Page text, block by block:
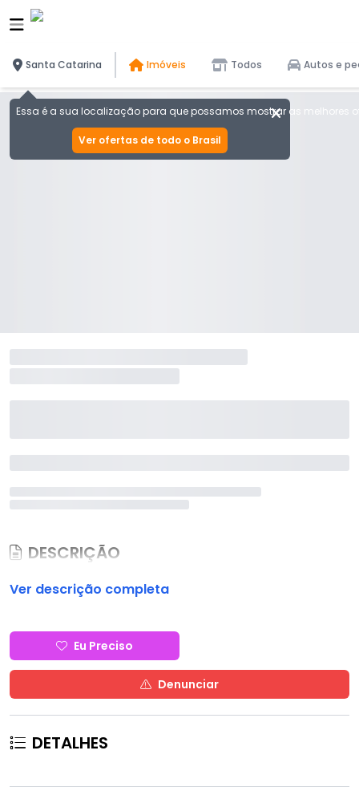
Santa Catarina
Essa é a sua localização para que possamos mostrar as melhores
Ver ofertas de todo o Brasil
Imóveis Todos Autos e
DESCRIÇÃO
Ver descrição completa
Eu Preciso
Denunciar
DETALHES